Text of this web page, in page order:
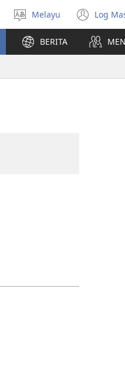
Pilih
Bahasa
Melayu Log
BERITA